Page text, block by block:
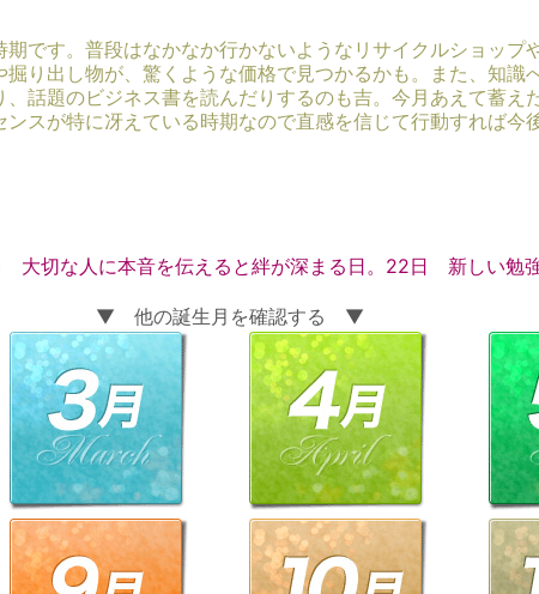
です。普段はなかなか行かないようなリサイクルショップ
り出し物が、驚くような価格で見つかるかも。また、知
話題のビジネス書を読んだりするのも吉。今月あえて蓄え
スが特に冴えている時期なので直感を信じて行動すれば今
切な人に本音を伝えると絆が深まる日。22日 新しい勉強
▼ 他の誕生月を確認する ▼